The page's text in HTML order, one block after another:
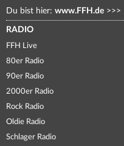
Du bist hier: www.FFH.de >>>
RADIO
FFH Live
80er Radio
90er Radio
2000er Radio
Rock Radio
Oldie Radio
Schlager Radio